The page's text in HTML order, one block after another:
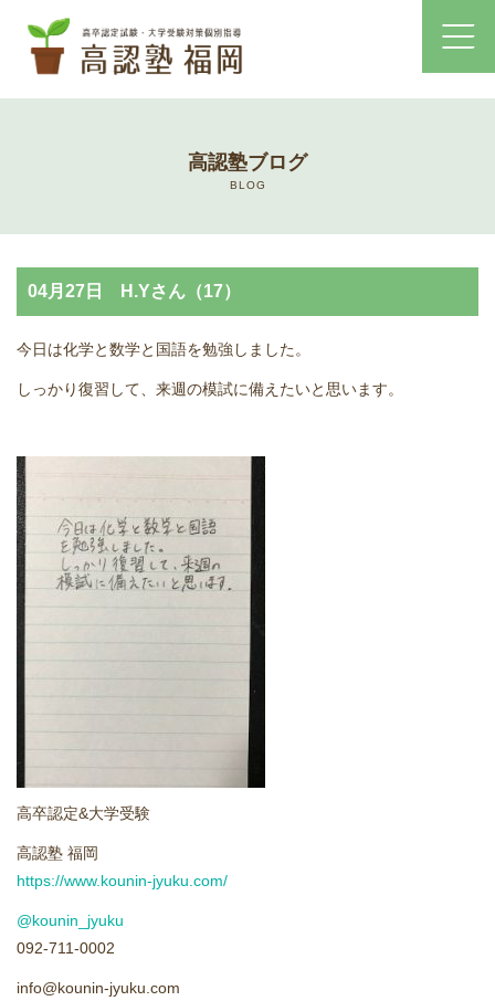
高認塾のご案内
講師紹介
高卒認定試験にかかる費用
どうやって勉強する？
合格後の進路
お問い合わせ
高認塾ブログ
高認塾ブログ
BLOG
04月27日 H.Yさん（17）
今日は化学と数学と国語を勉強しました。
しっかり復習して、来週の模試に備えたいと思います。
高卒認定&大学受験
高認塾 福岡
https://www.kounin-jyuku.com/
@kounin_jyuku
092-711-0002
info@kounin-jyuku.com